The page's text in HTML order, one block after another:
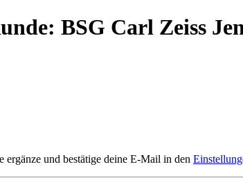
BSG Carl Zeiss
und bestätige deine E-Mail in den